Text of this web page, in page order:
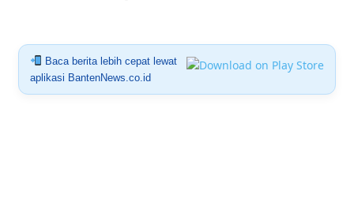
Baca berita lebih cepat lewat
aplikasi BantenNews.co.id